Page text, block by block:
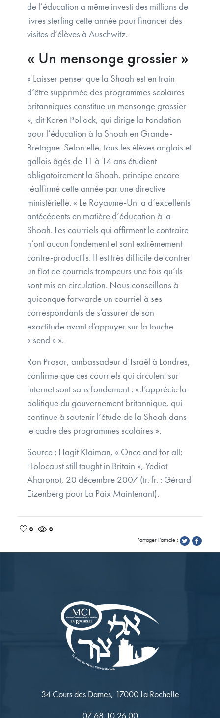
de l’éducation a même investi des millions de
livres sterling cette année pour financer des
visites d’élèves à Auschwitz.
« Un mensonge grossier »
« Laisser penser que la Shoah est en train
d’être supprimée des programmes scolaires
britanniques constitue un mensonge grossier
», dit Karen Pollock, qui dirige la Fondation
pour l’éducation à la Shoah en Grande-
Bretagne. Selon elle, tous les élèves anglais et
gallois âgés de 11 à 14 ans étudient
obligatoirement la Shoah, principe encore
réaffirmé cette année par une directive
ministérielle. « Le Royaume-Uni a d’excellents
antécédents en matière d’éducation à la
Shoah. Les courriels qui affirment le contraire
n’ont aucun fondement et sont extrêmement
contre-productifs. Il est très difficile de contrer
un flot de courriels trompeurs une fois qu’ils
sont mis en circulation. Nous conseillons à
quiconque forwarde un courriel à ses
correspondants de s’assurer de son
exactitude avant d’appuyer sur la touche
« send » ».
Ron Prosor, ambassadeur d’Israël à Londres,
confirme que ces courriels qui circulent sur
Internet sont sans fondement : « J’apprécie la
politique du gouvernement britannique, qui
continue à soutenir l’étude de la Shoah dans
le cadre des programmes scolaires ».
Source : Hagit Klaiman, « Once and for all:
Holocaust still taught in Britain », Yediot
Aharonot, 20 décembre 2007 (tr. fr. : Gérard
Eizenberg pour La Paix Maintenant).
0
0
Partager l'article :
34 Cours des Dames, 17000 La Rochelle
07 68 10 26 00